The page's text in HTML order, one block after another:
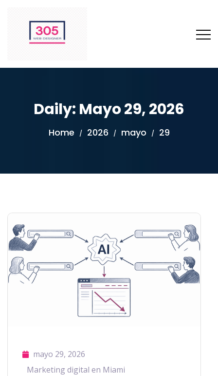
Daily: Mayo 29, 2026
Home / 2026 / mayo / 29
mayo 29, 2026
Marketing digital en Miami